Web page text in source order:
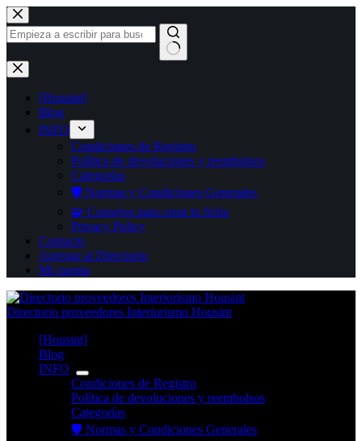
Saltar
al
contenido
Sin
resultados
[Housint]
Blog
INFO
Condiciones de Registro
Política de devoluciones y reembolsos
Categorías
🛡️ Normas y Condiciones Generales
🧩 Consejos para crear tu ficha
Privacy Policy
Contacto
Agregar al Directorio
Mi cuenta
Directorio proveedores Interiorismo Housint
[Housint]
Blog
INFO
Condiciones de Registro
Política de devoluciones y reembolsos
Categorías
🛡️ Normas y Condiciones Generales